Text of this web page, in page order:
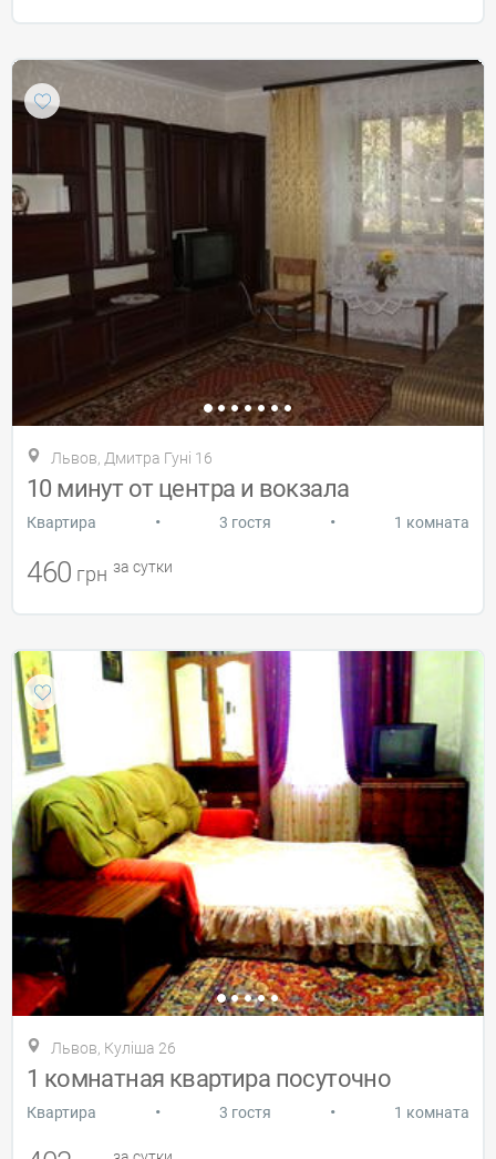
Львов, Дмитра Гуні 16
10 минут от центра и вокзала
Квартира • 3 гостя • 1 комната
460 грн за сутки
Львов, Куліша 26
1 комнатная квартира посуточно
Квартира • 3 гостя • 1 комната